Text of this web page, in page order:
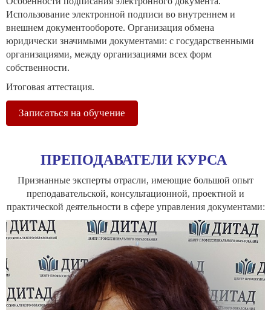
Использование электронной подписи во внутреннем и
внешнем документообороте. Организация обмена
юридически значимыми документами: с государственными
организациями, между организациями всех форм
собственности.
Итоговая аттестация.
Записаться на обучение
ПРЕПОДАВАТЕЛИ КУРСА
Признанные эксперты отрасли, имеющие большой опыт
преподавательской, консультационной, проектной и
практической деятельности в сфере управления документами: